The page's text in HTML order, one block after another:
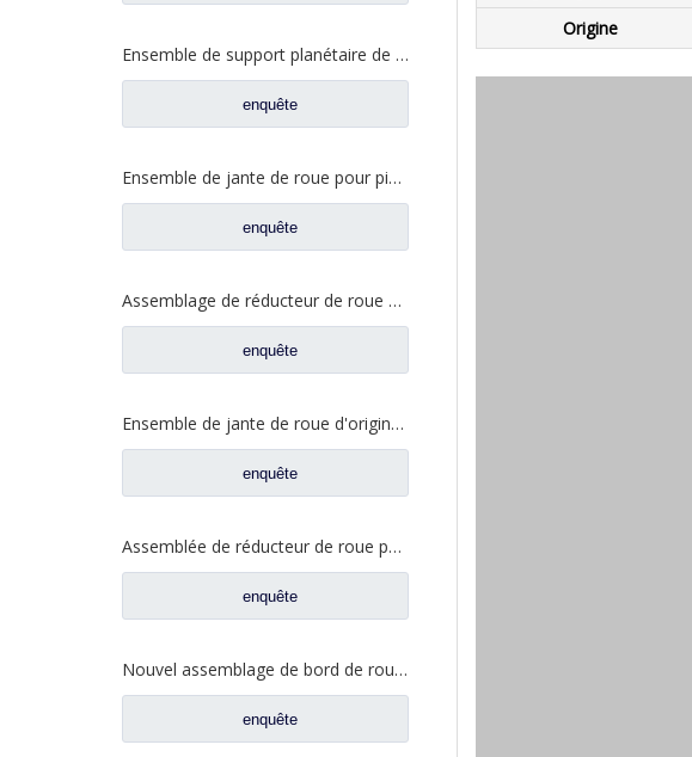
Ensemble de support planétaire de jante de roue pour pièces de rechange FAW Jiefang 2405035-DP128
enquête
Ensemble de jante de roue pour pièces de camion Foton Auman HFF2405054CK2BZ-1
enquête
Assemblage de réducteur de roue de haute qualité pour pièces de rechange FAW Aowei 2405035-A6E
enquête
Ensemble de jante de roue d'origine pour pièces de rechange de camion automatique FAW Aowei 2405035-AOE
enquête
Assemblée de réducteur de roue pour les pièces de rechange 2405-5801824432 de camion de Saic Hongyan H8B
enquête
Nouvel assemblage de bord de roue AC16 pour pièces de camion automatique Sinotruk HOWO AZ9981340370
enquête
Origine